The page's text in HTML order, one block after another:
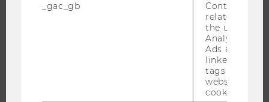
_gac_gb
Contains
related
the user. If
Analytics and
Ads accounts
linked, the
tags on the
website read
cookie.